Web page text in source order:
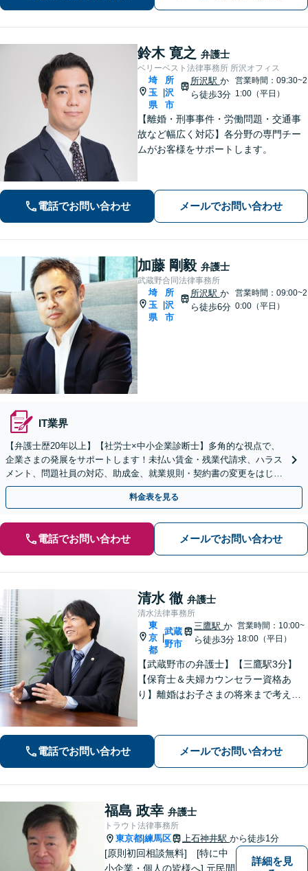
いたします。
鈴木 寛之 弁護士
ベリーベスト法律事務所 所沢オフィス
埼
玉
県
所
沢
市
所沢駅 か
ら徒歩3分
営業時間：09:30~2
1:00（平日）
【離婚・刑事事件・労働問題・交通事
故など幅広く対応】各分野の専門チー
ムがお客様をサポートします。
電話でお問い合わせ メールでお問い合わせ
加藤 剛毅 弁護士
武蔵野合同法律事務所
埼
玉
県
所
沢
市
所沢駅 か
ら徒歩6分
営業時間：09:00~2
0:00（平日）
IT業界
【弁護士歴20年以上】【社労士×中小企業診断士】多角的な視点で、
企業さまの発展をサポートします！未払い賃金・残業代請求、ハラス
メント、問題社員の対応、助成金、就業規則・契約書の変更をはじ
め、経営問題はお任せください【顧問プラン複数あり】
料金表を見る
電話でお問い合わせ メールでお問い合わせ
清水 徹 弁護士
清水法律事務所
東
京
都
|
武蔵
野市
三鷹駅か
ら徒歩3分
営業時間：10:00~
18:00（平日）
【武蔵野市の弁護士】【三鷹駅3分】
【保育士＆夫婦カウンセラー資格あ
り】離婚はお子さまの将来まで考えた
も引き受けております」【平日夜間相
電話でお問い合わせ メールでお問い合わせ
福島 政幸 弁護士
トラウト法律事務所
東京都 練馬区 上石神井駅 から徒歩1分
[原則初回相談無料] [特に中
小企業・個人の皆様へ] 元民間
詳細を見